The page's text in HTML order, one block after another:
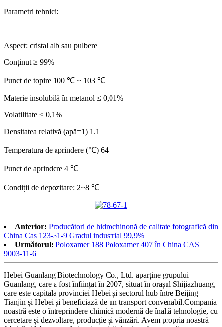
Parametri tehnici:
Aspect: cristal alb sau pulbere
Conținut ≥ 99%
Punct de topire 100 ℃ ~ 103 ℃
Materie insolubilă în metanol ≤ 0,01%
Volatilitate ≤ 0,1%
Densitatea relativă (apă=1) 1.1
Temperatura de aprindere (℃) 64
Punct de aprindere 4 ℃
Condiții de depozitare: 2~8 ℃
Anterior: Producători de hidrochinonă de calitate fotografică din
China Cas 123-31-9 Gradul industrial 99,9%
Următorul: Poloxamer 188 Poloxamer 407 în China CAS
9003-11-6
Hebei Guanlang Biotechnology Co., Ltd. aparține grupului
Guanlang, care a fost înființat în 2007, situat în orașul Shijiazhuang,
care este capitala provinciei Hebei și sectorul hub între Beijing
Tianjin și Hebei și beneficiază de un transport convenabil.Compania
noastră este o întreprindere chimică modernă de înaltă tehnologie, cu
cercetare și dezvoltare, producție și vânzări. Avem propria noastră